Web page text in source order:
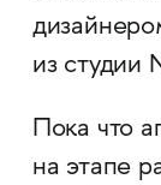
из студии
Пока что
на этапе